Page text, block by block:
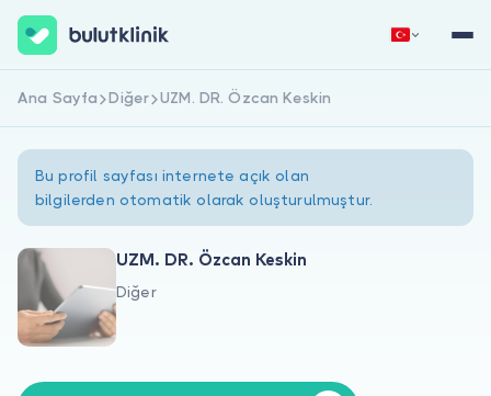
Hakkımızda
Hemen Kaydol Giriş Yap
Ana Sayfa Diğer UZM. DR. Özcan Keskin
Bu profil sayfası internete açık olan
bilgilerden otomatik olarak oluşturulmuştur.
UZM. DR. Özcan Keskin
Diğer